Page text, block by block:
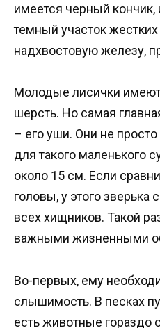
имеется черный
темный участок
надхвостовую железу,
Молодые лисички
шерсть. Но самая
– его уши. Они не
для такого маленького
около 15 см. Если
головы, у этого
всех хищников. Такой
важными жизненными
Во-первых, ему
слышимость. В песках
есть животные гораздо